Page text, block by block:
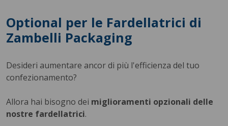
Optional per le Fardellatrici di
Zambelli Packaging
Desideri aumentare ancor di più l'efficienza del tuo
confezionamento?
Allora hai bisogno dei miglioramenti opzionali delle
nostre fardellatrici.